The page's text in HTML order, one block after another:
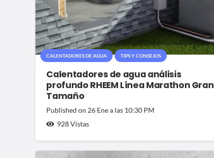
CALENTADORES DE AGUA TIPS Y CONSEJOS
Calentadores de agua análisis
profundo RHEEM Línea Marathon Gran
Tamaño
Published on 26 Ene a las 10:30 PM
928Vistas